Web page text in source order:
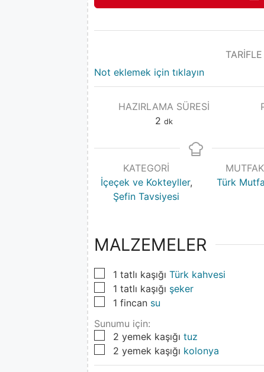
Not eklemek için tıklayın
HAZIRLAMA SÜRESI
2 dk
KATEGORI
İçeçek ve Kokteyller,
Şefin Tavsiyesi
MUTFAK
Türk
MALZEMELER
▢
1 tatlı kaşığı Türk kahvesi
▢
1 tatlı kaşığı şeker
▢
1 fincan su
Sunumu için:
▢
2 yemek kaşığı tuz
▢
2 yemek kaşığı kolonya